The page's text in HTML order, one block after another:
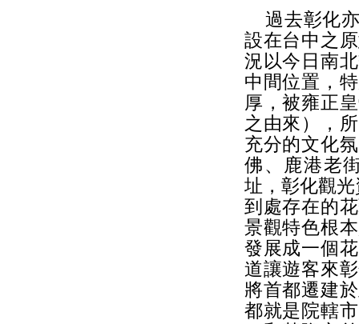
過去彰化亦
設在台中之
況以今日南
中間位置，
厚，被雍正
之由來），
充分的文化
佛、鹿港老
址，彰化觀
到處存在的
景觀特色根
發展成一個
道讓遊客來
將首都遷建
都就是院轄